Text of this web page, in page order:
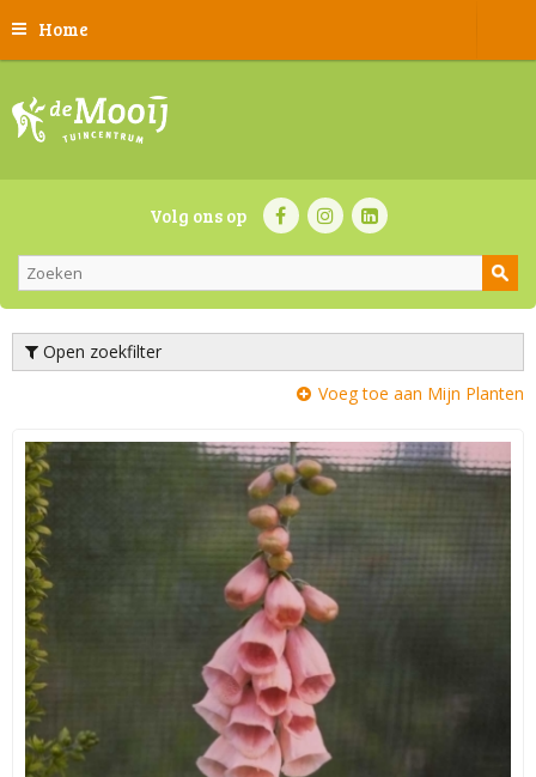
Home
Volg ons op
Open zoekfilter
Voeg toe aan Mijn Planten